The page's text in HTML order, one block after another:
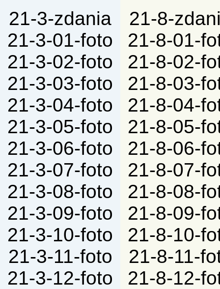
21-3-zdania
21-3-01-foto
21-3-02-foto
21-3-03-foto
21-3-04-foto
21-3-05-foto
21-3-06-foto
21-3-07-foto
21-3-08-foto
21-3-09-foto
21-3-10-foto
21-3-11-foto
21-3-12-foto
21-8-
21-8-01-
21-8-02-
21-8-03-
21-8-04-
21-8-05-
21-8-06-
21-8-07-
21-8-08-
21-8-09-
21-8-10-
21-8-11-
21-8-12-